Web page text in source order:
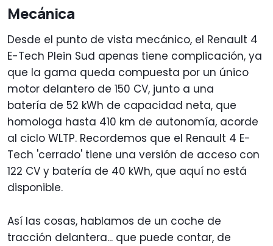
Mecánica
Desde el punto de vista mecánico, el Renault 4
E-Tech Plein Sud apenas tiene complicación, ya
que la gama queda compuesta por un único
motor delantero de 150 CV, junto a una
batería de 52 kWh de capacidad neta, que
homologa hasta 410 km de autonomía, acorde
al ciclo WLTP. Recordemos que el Renault 4 E-
Tech 'cerrado' tiene una versión de acceso con
122 CV y batería de 40 kWh, que aquí no está
disponible.
Así las cosas, hablamos de un coche de
tracción delantera... que puede contar, de